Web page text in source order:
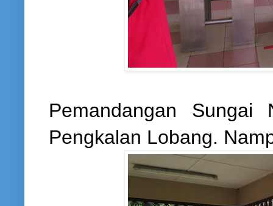
Pemandangan
Pengkalan Lobang.